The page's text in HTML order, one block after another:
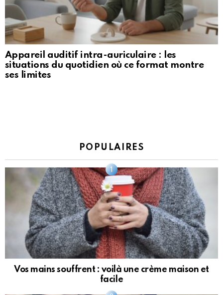
Appareil auditif intra-auriculaire : les
situations du quotidien où ce format montre
ses limites
POPULAIRES
Vos mains souffrent : voilà une crème maison et
facile